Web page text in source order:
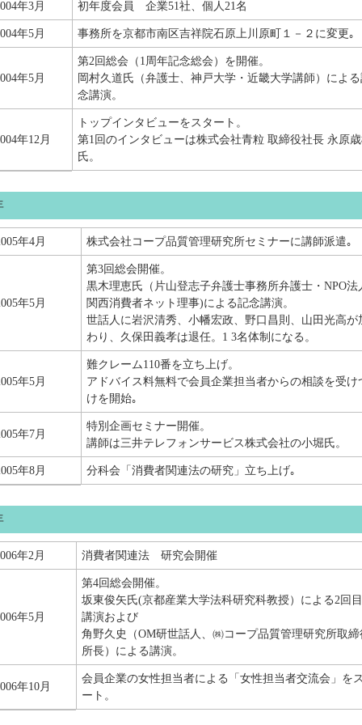
年3月 初年度会員 企業51社、個人21名
年5月 事務所を京都市南区吉祥院石原上川原町１－２に変更｡
年5月
第2回総会（1周年記念総会）を開催。
岡村久道氏（弁護士、神戸大学・近畿大学講師）によ
念講演。
年12月
トップインタビューをスタート。
第1回のインタビューは株式会社青粒 取締役社長 永原
氏。
年4月 株式会社コープ品質管理研究所セミナーに講師派遣｡
年5月
第3回総会開催。
黒木理恵氏（片山登志子弁護士事務所弁護士・NPO法
関西消費者ネット理事)による記念講演。
世話人に岩沢清秀、小幡宏政、野口昌則、山田光高が
わり、久保田義孝は退任。1 3名体制になる。
年5月
難クレーム110番を立ち上げ。
アドバイス料無料で会員企業担当者からの相談を受け
けを開始｡
年7月
特別企画セミナー開催。
講師は三井テレフォンサービス株式会社の小堀氏。
年8月 分科会「消費者関連法の研究」立ち上げ｡
年2月 消費者関連法 研究会開催
年5月
第4回総会開催。
坂東俊矢氏(京都産業大学法科研究科教授）による2回
講演および
角野久史（OM研世話人、㈱コープ品質管理研究所取締
所長）による講演。
年10月
会員企業の女性担当者による「女性担当者交流会」を
ート。